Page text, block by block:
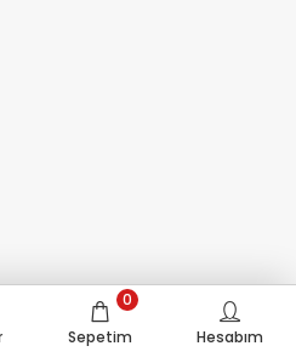
Sepetim
0
Hesabım